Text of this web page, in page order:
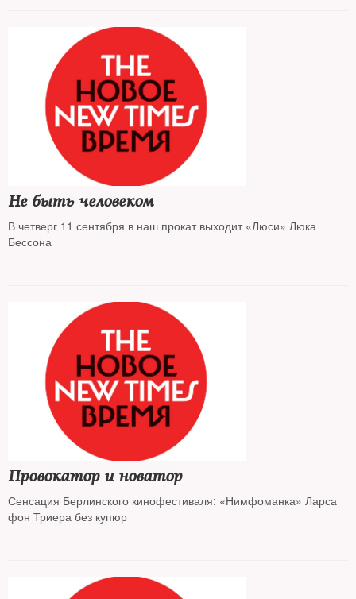
Не быть человеком
В четверг 11 сентября в наш прокат выходит «Люси» Люка
Бессона
Провокатор и новатор
Сенсация Берлинского кинофестиваля: «Нимфоманка» Ларса
фон Триера без купюр